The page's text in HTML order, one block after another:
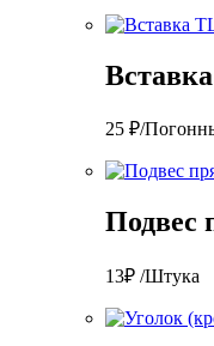
25 ₽/
Подвес
13₽ /Штука